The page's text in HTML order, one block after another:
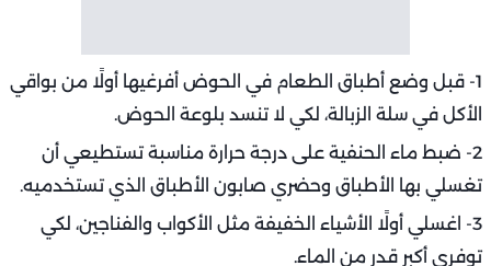
1- قبل وضع أطباق الطعام في الحوض أفرغيها أولًا من بواقي
الأكل في سلة الزبالة، لكي لا تنسد بلوعة الحوض.
2- ضبط ماء الحنفية على درجة حرارة مناسبة تستطيعي أن
تغسلي بها الأطباق وحضري صابون الأطباق الذي تستخدميه.
3- اغسلي أولًا الأشياء الخفيفة مثل الأكواب والفناجين، لكي
توفري أكبر قدر من الماء.